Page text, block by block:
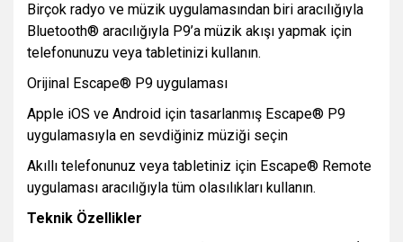
Birçok radyo ve müzik uygulamasından biri aracılığıyla
Bluetooth® aracılığıyla P9’a müzik akışı yapmak için
telefonunuzu veya tabletinizi kullanın.
Orijinal Escape® P9 uygulaması
Apple iOS ve Android için tasarlanmış Escape® P9
uygulamasıyla en sevdiğiniz müziği seçin
Akıllı telefonunuz veya tabletiniz için Escape® Remote
uygulaması aracılığıyla tüm olasılıkları kullanın.
Teknik Özellikler